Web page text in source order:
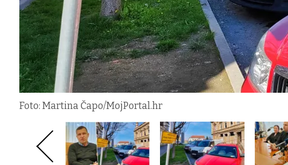
Foto: Martina Čapo/MojPortal.hr